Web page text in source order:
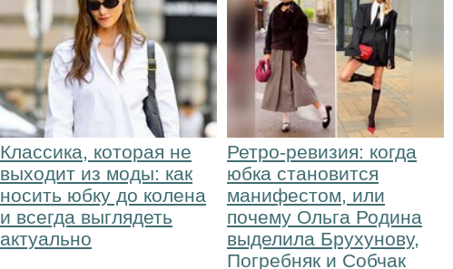
Классика, которая не
выходит из моды: как
носить юбку до колена
и всегда выглядеть
актуально
Ретро-ревизия: когда
юбка становится
манифестом, или
почему Ольга Родина
выделила Брухунову,
Погребняк и Собчак